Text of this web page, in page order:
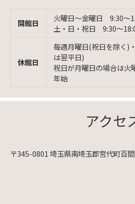
開館日
火曜日〜金曜日 9:30〜
土・日・祝日 9:30〜
休館日
毎週月曜日(祝日を除く)
は翌平日)
祝日が月曜日の場合は火
年始
アクセ
〒345-0801 埼玉県南埼玉郡宮代町百